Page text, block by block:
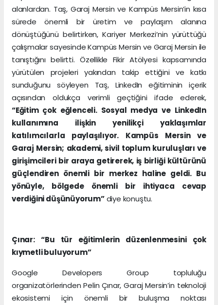
alanlardan. Taş, Garaj Mersin ve Kampüs Mersin’in kısa
sürede önemli bir üretim ve paylaşım alanına
dönüştüğünü belirtirken, Kariyer Merkezi’nin yürüttüğü
çalışmalar sayesinde Kampüs Mersin ve Garaj Mersin ile
tanıştığını belirtti. Özellikle Fikir Atölyesi kapsamında
yürütülen projeleri yakından takip ettiğini ve katkı
sunduğunu söyleyen Taş, LinkedIn eğitiminin içerik
açısından oldukça verimli geçtiğini ifade ederek,
“Eğitim çok eğlenceli. Sosyal medya ve LinkedIn
kullanımına ilişkin yenilikçi yaklaşımlar
katılımcılarla paylaşılıyor. Kampüs Mersin ve
Garaj Mersin; akademi, sivil toplum kuruluşları ve
girişimcileri bir araya getirerek, iş birliği kültürünü
güçlendiren önemli bir merkez haline geldi. Bu
yönüyle, bölgede önemli bir ihtiyaca cevap
verdiğini düşünüyorum”diye konuştu.
Çınar: “Bu tür eğitimlerin düzenlenmesini çok
kıymetli buluyorum”
Google Developers Group topluluğu
organizatörlerinden Pelin Çınar, Garaj Mersin’in teknoloji
ekosistemi için önemli bir buluşma noktası